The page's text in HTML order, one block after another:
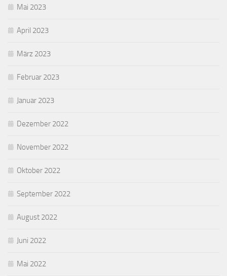
Mai 2023
April 2023
März 2023
Februar 2023
Januar 2023
Dezember 2022
November 2022
Oktober 2022
September 2022
August 2022
Juni 2022
Mai 2022